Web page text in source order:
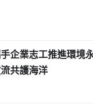
企業志工推進環境
共護海洋